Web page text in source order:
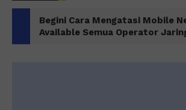
Begini Cara Mengatasi Mobile
Available Semua Operator